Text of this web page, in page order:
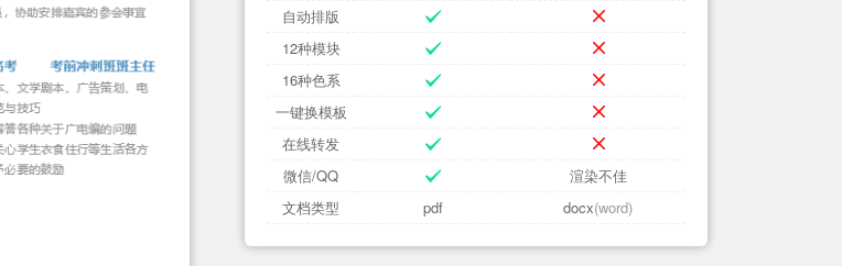
自动排版
12种模块
16种色系
一键换模板
在线转发
微信/QQ
渲染不佳
文档类型
pdf docx(word)